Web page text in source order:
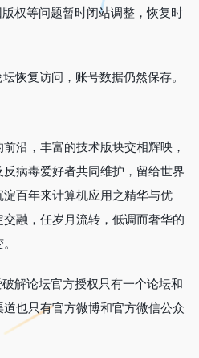
权等问题暂时闭站调整，恢复时
恢复访问，账号数据仍然保存。
沿，丰富的技术版块交相辉映，
病毒爱好者共同维护，留给世界
百年来计算机应用之精华与优
融，任岁月流转，低调而奢华的
解论坛官方授权只有一个论坛和
也只有官方微博和官方微信公众